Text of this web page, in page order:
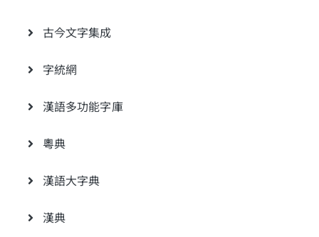
古今文字集成
字統網
漢語多功能字庫
粵典
漢語大字典
漢典